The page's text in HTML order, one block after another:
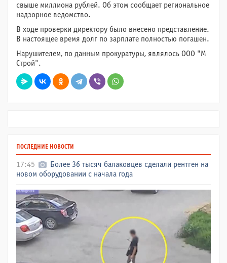
свыше миллиона рублей. Об этом сообщает региональное
надзорное ведомство.
В ходе проверки директору было внесено представление.
В настоящее время долг по зарплате полностью погашен.
Нарушителем, по данным прокуратуры, являлось ООО "М
Строй".
ПОСЛЕДНИЕ НОВОСТИ
17:45
Более 36 тысяч балаковцев сделали рентген на
новом оборудовании с начала года